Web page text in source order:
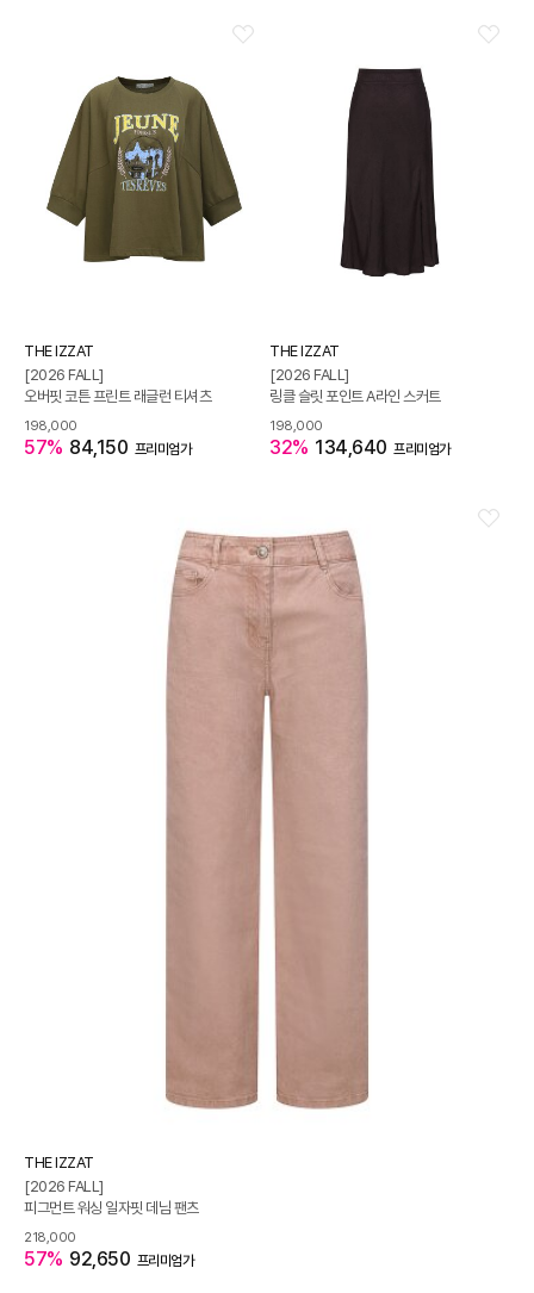
THE IZZAT
[2026 FALL]
오버핏 코튼 프린트 래글런 티셔츠
198,000
57% 84,150 프리미엄가
THE IZZAT
[2026 FALL]
링클 슬릿 포인트 A라인 스커트
198,000
32% 134,640 프리미엄가
THE IZZAT
[2026 FALL]
피그먼트 워싱 일자핏 데님 팬츠
218,000
57% 92,650 프리미엄가